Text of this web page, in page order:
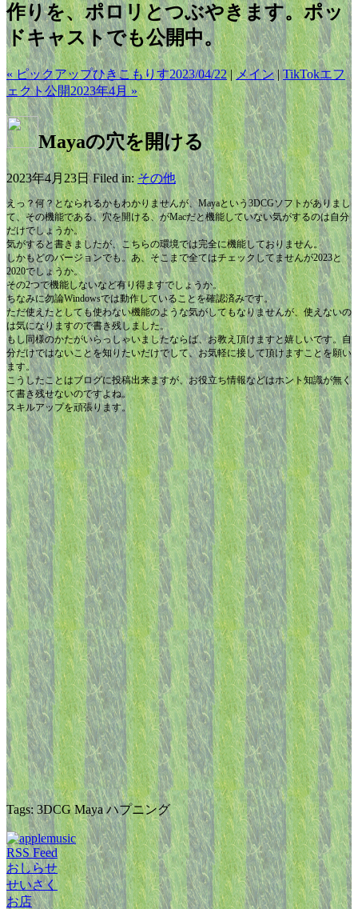
作りを、ポロリとつぶやきます。ポッ
ドキャストでも公開中。
« ピックアップひきこもりす2023/04/22|メイン|TikTokエフ
ェクト公開2023年4月 »
Mayaの穴を開ける
2023年4月23日 Filed in:その他
えっ？何？となられるかもわかりませんが、Mayaという3DCGソフトがありまし
て、その機能である、穴を開ける、がMacだと機能していない気がするのは自分
だけでしょうか。
気がすると書きましたが、こちらの環境では完全に機能しておりません。
しかもどのバージョンでも。あ、そこまで全てはチェックしてませんが2023と
2020でしょうか。
その2つで機能しないなど有り得ますでしょうか。
ちなみに勿論Windowsでは動作していることを確認済みです。
ただ使えたとしても使わない機能のような気がしてもなりませんが、使えないの
は気になりますので書き残しました。
もし同様のかたがいらっしゃいましたならば、お教え頂けますと嬉しいです。自
分だけではないことを知りたいだけでして、お気軽に接して頂けますことを願い
ます。
こうしたことはブログに投稿出来ますが、お役立ち情報などはホント知識が無く
て書き残せないのですよね。
スキルアップを頑張ります。
Tags: 3DCG Maya ハプニング
RSS Feed
おしらせ
せいさく
お店